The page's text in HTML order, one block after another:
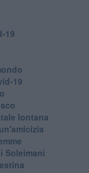
19
19
lontana
Soleimani